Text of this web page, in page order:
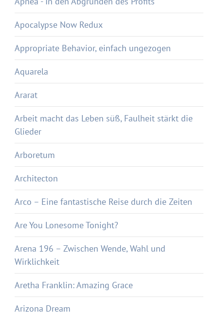
Apocalypse Now Redux
Appropriate Behavior, einfach ungezogen
Aquarela
Ararat
Arbeit macht das Leben süß, Faulheit stärkt die
Glieder
Arboretum
Architecton
Arco – Eine fantastische Reise durch die Zeiten
Are You Lonesome Tonight?
Arena 196 – Zwischen Wende, Wahl und
Wirklichkeit
Aretha Franklin: Amazing Grace
Arizona Dream